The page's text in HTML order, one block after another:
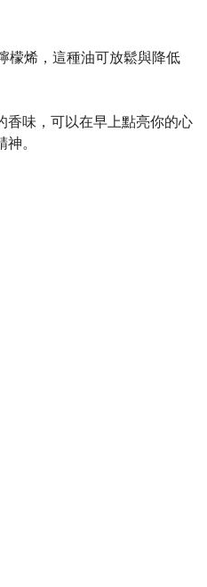
檬烯，這種油可放鬆與降低
香味，可以在早上點亮你的心
。